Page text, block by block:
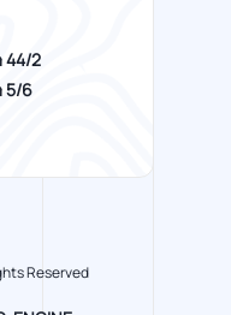
44/2
5/6
Reserved